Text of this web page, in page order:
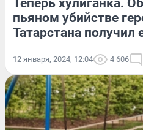
Теперь хулиганка.
пьяном убийстве
Татарстана получил
12 января, 2024, 12:04 4 606